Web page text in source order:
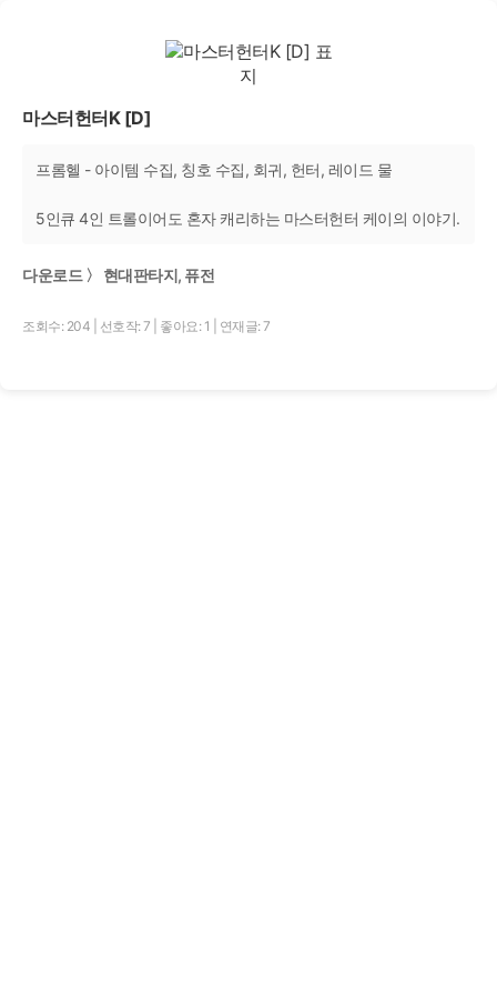
마스터헌터K [D]
프롬헬 - 아이템 수집, 칭호 수집, 회귀, 헌터, 레이드 물
5인큐 4인 트롤이어도 혼자 캐리하는 마스터헌터 케이의 이야기.
다운로드 〉 현대판타지, 퓨전
조회수: 204 선호작: 7 좋아요: 1 연재글: 7